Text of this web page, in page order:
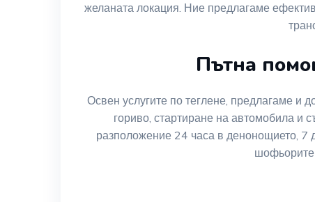
желаната локация. Ние предлагаме
Пътна
Освен услугите по теглене, предлагаме и
гориво, стартиране на автомобила и
разположение 24 часа в денонощието, 7